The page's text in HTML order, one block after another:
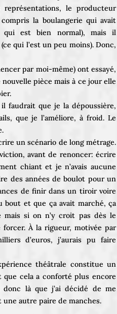
le producteur
la boulangerie qui avait
est bien normal), mais il
qui l’est un peu moins). Donc,
par moi-même) ont essayé,
pièce mais à ce jour elle
faudrait que je la dépoussière,
que je l’améliore, à froid. Le
un scénario de long métrage.
avant de renoncer: écrire
chiant et je n’avais aucune
des années de boulot pour un
de finir dans un tiroir voire
bout et que ça avait marché, ça
mais si on n’y croit pas dès le
forcer. À la rigueur, motivée par
d’euros, j’aurais pu faire
théâtrale constitue un
cela a conforté plus encore
donc là que j’ai décidé de me
autre paire de manches.